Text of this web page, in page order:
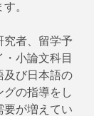
。
究者、留学予
小論文科目
及び日本語の
グの指導をし
要が増えてい